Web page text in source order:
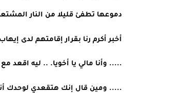
دموعها تطفئ قليلا من النار
أخبر أكرم رنا بقرار إقامتهم لدى
..... وأنا مالي يا أخويا. .. ليه اقعد
..... ومين قال إنك هتقعدي لوحدك